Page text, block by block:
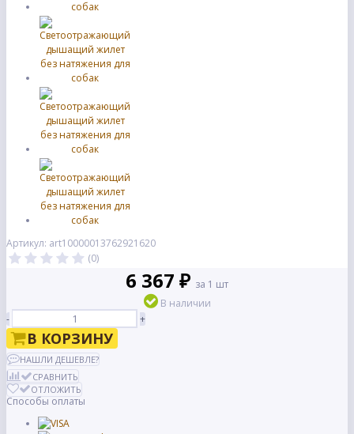
Артикул: art10000013762921620
(0)
6 367 ₽ за 1 шт
В наличии
-
+
В КОРЗИНУ
НАШЛИ ДЕШЕВЛЕ?
СРАВНИТЬ
ОТЛОЖИТЬ
Способы оплаты